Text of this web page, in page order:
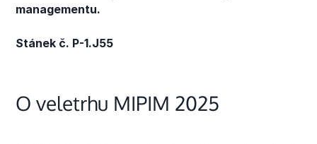
managementu.
Stánek č. P-1.J55
O veletrhu MIPIM 2025